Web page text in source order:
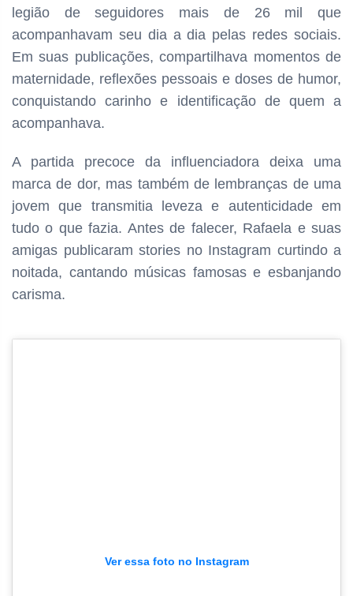
legião de seguidores mais de 26 mil que
acompanhavam seu dia a dia pelas redes sociais.
Em suas publicações, compartilhava momentos de
maternidade, reflexões pessoais e doses de humor,
conquistando carinho e identificação de quem a
acompanhava.
A partida precoce da influenciadora deixa uma
marca de dor, mas também de lembranças de uma
jovem que transmitia leveza e autenticidade em
tudo o que fazia. Antes de falecer, Rafaela e suas
amigas publicaram stories no Instagram curtindo a
noitada, cantando músicas famosas e esbanjando
carisma.
Ver essa foto no Instagram